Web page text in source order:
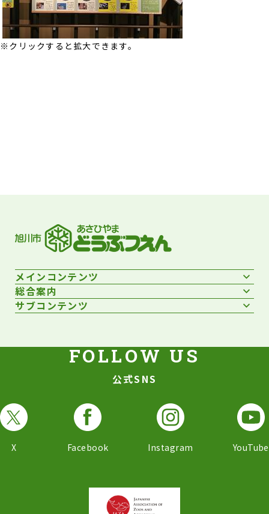
※クリックすると拡大できます。
メインコンテンツ
総合案内
サブコンテンツ
公式SNS
X Facebook Instagram YouTube